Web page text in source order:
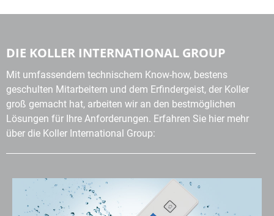
DIE KOLLER INTERNATIONAL GROUP
Mit umfassendem technischem Know-how, bestens
geschulten Mitarbeitern und dem Erfindergeist, der Koller
groß gemacht hat, arbeiten wir an den bestmöglichen
Lösungen für Ihre Anforderungen. Erfahren Sie hier mehr
über die Koller International Group: